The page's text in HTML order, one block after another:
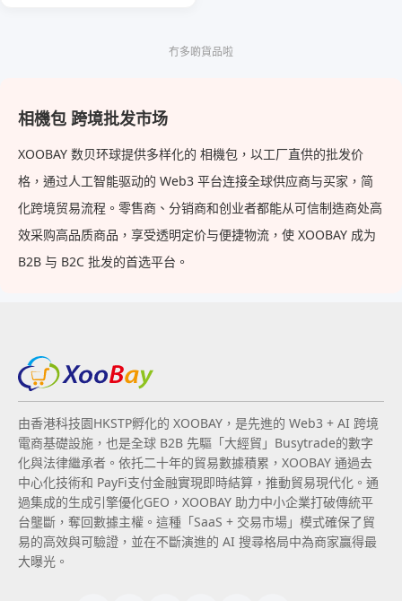
冇多啲貨品啦
相機包 跨境批发市场
XOOBAY 数贝环球提供多样化的 相機包，以工厂直供的批发价
格，通过人工智能驱动的 Web3 平台连接全球供应商与买家，简
化跨境贸易流程。零售商、分销商和创业者都能从可信制造商处高
效采购高品质商品，享受透明定价与便捷物流，使 XOOBAY 成为
B2B 与 B2C 批发的首选平台。
由香港科技園HKSTP孵化的 XOOBAY，是先進的 Web3 + AI 跨境
電商基礎設施，也是全球 B2B 先驅「大經貿」Busytrade的數字
化與法律繼承者。依托二十年的貿易數據積累，XOOBAY 通過去
中心化技術和 PayFi支付金融實現即時結算，推動貿易現代化。通
過集成的生成引擎優化GEO，XOOBAY 助力中小企業打破傳統平
台壟斷，奪回數據主權。這種「SaaS + 交易市場」模式確保了貿
易的高效與可驗證，並在不斷演進的 AI 搜尋格局中為商家贏得最
大曝光。